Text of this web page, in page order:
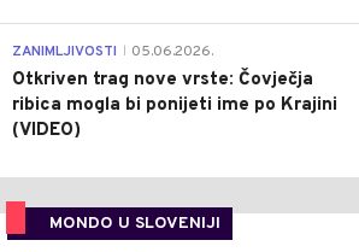
ZANIMLJIVOSTI 05.06.2026.
Otkriven trag nove vrste: Čovječja
ribica mogla bi ponijeti ime po Krajini
(VIDEO)
MONDO U SLOVENIJI